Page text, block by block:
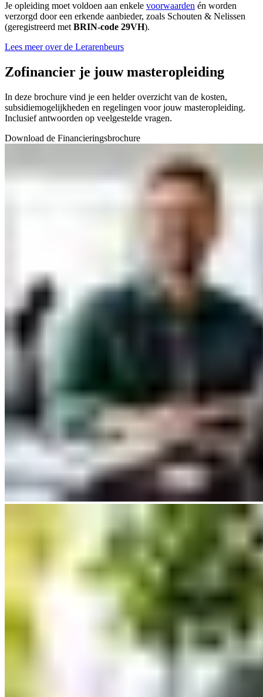
Je opleiding moet voldoen aan enkele voorwaarden én worden
verzorgd door een erkende aanbieder, zoals Schouten & Nelissen
(geregistreerd metBRIN-code 29VH).
Lees meer over de Lerarenbeurs
Zofinancier je jouw masteropleiding
In deze brochure vind je een helder overzicht van de kosten,
subsidiemogelijkheden en regelingen voor jouw masteropleiding.
Inclusief antwoorden op veelgestelde vragen.
Download de Financieringsbrochure